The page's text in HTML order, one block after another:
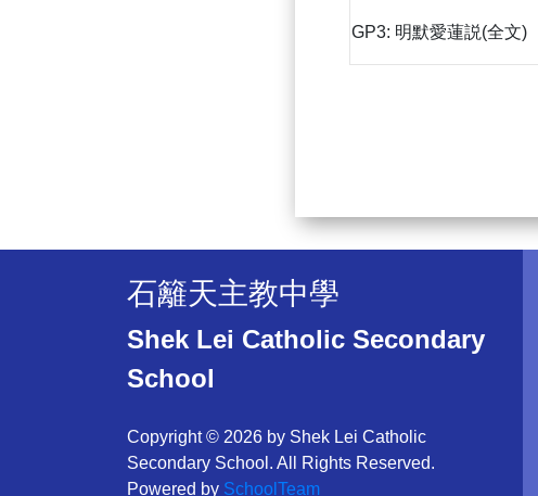
GP3: 明默愛蓮説(全文)
石籬天主教中學
Shek Lei Catholic Secondary
School
Copyright © 2026 by Shek Lei Catholic
Secondary School. All Rights Reserved.
Powered by SchoolTeam